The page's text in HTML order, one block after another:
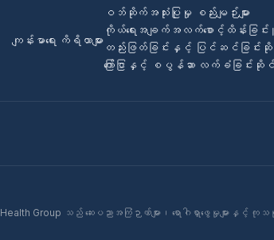
ကျန်းမာရေး ကိရိယာများ
ဝဘ်ဆိုက်အသုံးပြုမှု စည်းမျဉ်းများ
ကိုယ်ရေးအချက်အလက်စောင့်ထိန်းခြင်
တည်းဖြတ်ခြင်းနှင့် ပြင်ဆင်ခြင်း
ကြော်ငြာနှင့် စပွန်ဆာ လက်ခံခြင်းဆို
Group သည် ဆေးပညာအကြံဉာဏ်များ၊ ရောဂါရှာဖွေမှုများနှင့် ကုသမှု